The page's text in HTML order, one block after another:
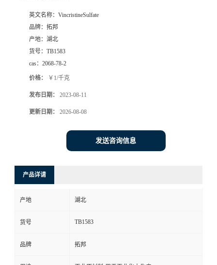
英文名称： VincristineSulfate
品牌： 拓邦
产地： 湖北
货号： TB1583
cas： 2068-78-2
价格： ￥1/千克
发布日期： 2023-08-11
更新日期： 2026-08-08
发送咨询信息
产品详请
产地 湖北
货号 TB1583
品牌 拓邦